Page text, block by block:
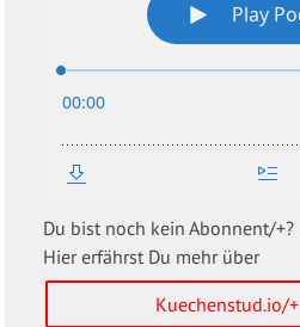
Du bist noch kein Abonnent/+?
Hier erfährst Du mehr über
Kuechenstud.io/+